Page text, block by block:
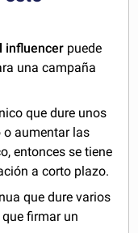
influencer puede
una campaña
que dure unos
o aumentar las
entonces se tiene
a corto plazo.
que dure varios
firmar un